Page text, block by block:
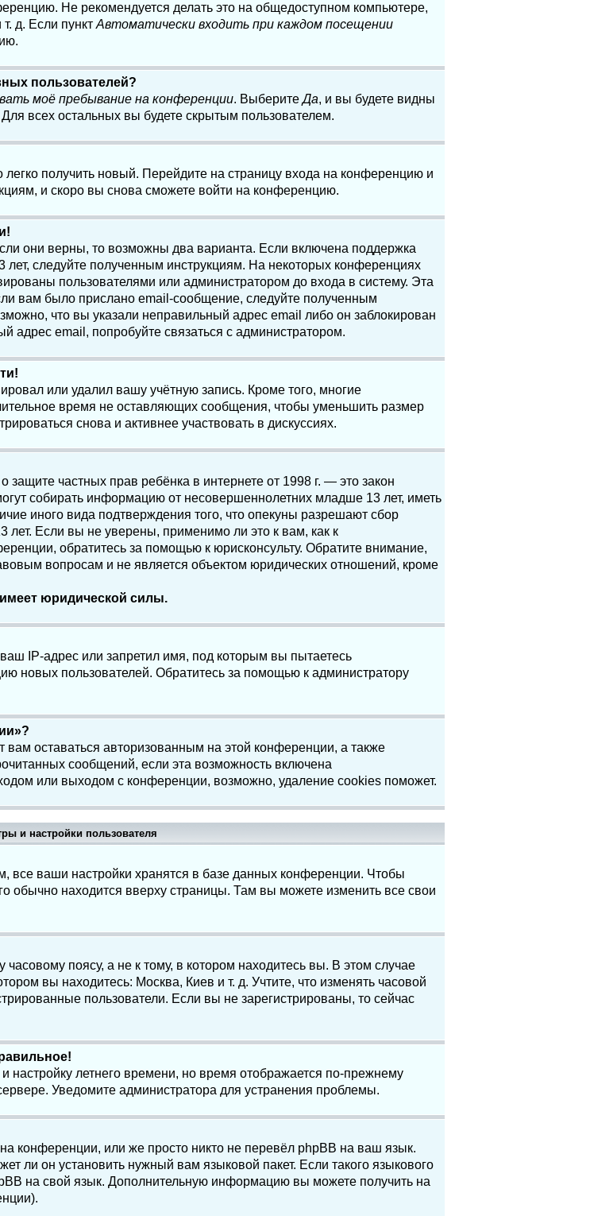
Не рекомендуется делать это на общедоступном компьютере,
д. Если пункт Автоматически входить при каждом посещении
пользователей?
моё пребывание на конференции. ВыберитеДа, и вы будете видны
всех остальных вы будете скрытым пользователем.
получить новый. Перейдите на страницу входа на конференцию и
и скоро вы снова сможете войти на конференцию.
они верны, то возможны два варианта. Если включена поддержка
лет, следуйте полученным инструкциям. На некоторых конференциях
пользователями или администратором до входа в систему. Эта
вам было прислано email-сообщение, следуйте полученным
что вы указали неправильный адрес email либо он заблокирован
email, попробуйте связаться с администратором.
или удалил вашу учётную запись. Кроме того, многие
время не оставляющих сообщения, чтобы уменьшить размер
снова и активнее участвовать в дискуссиях.
частных прав ребёнка в интернете от 1998 г. — это закон
собирать информацию от несовершеннолетних младше 13 лет, иметь
иного вида подтверждения того, что опекуны разрешают сбор
Если вы не уверены, применимо ли это к вам, как к
обратитесь за помощью к юрисконсульту. Обратите внимание,
вопросам и не является объектом юридических отношений, кроме
юридической силы.
IP-адрес или запретил имя, под которым вы пытаетесь
новых пользователей. Обратитесь за помощью к администратору
оставаться авторизованным на этой конференции, а также
сообщений, если эта возможность включена
или выходом с конференции, возможно, удаление cookies поможет.
и настройки пользователя
все ваши настройки хранятся в базе данных конференции. Чтобы
обычно находится вверху страницы. Там вы можете изменить все свои
поясу, а не к тому, в котором находитесь вы. В этом случае
вы находитесь: Москва, Киев и т. д. Учтите, что изменять часовой
пользователи. Если вы не зарегистрированы, то сейчас
настройку летнего времени, но время отображается по-прежнему
Уведомите администратора для устранения проблемы.
конференции, или же просто никто не перевёл phpBB на ваш язык.
ли он установить нужный вам языковой пакет. Если такого языкового
на свой язык. Дополнительную информацию вы можете получить на